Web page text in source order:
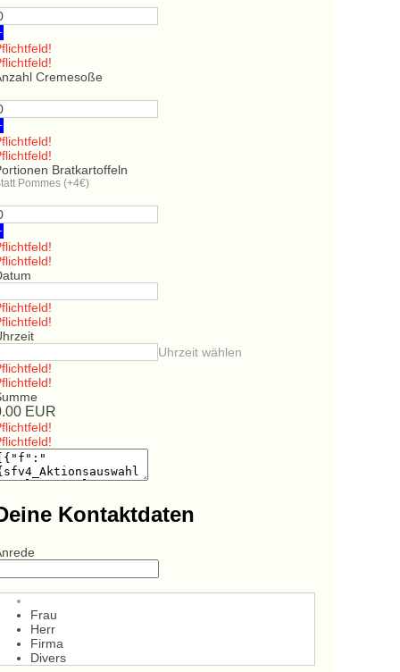
Cremesoße
Bratkartoffeln
Pommes (+4€)
Uhrzeit wählen
EUR
Kontaktdaten
Frau
Herr
Firma
Divers